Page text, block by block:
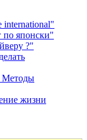
international"
японски"
?"
Методы
жизни